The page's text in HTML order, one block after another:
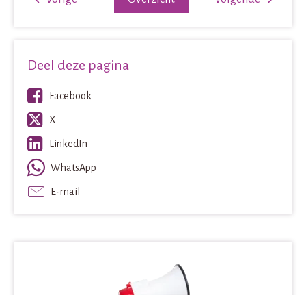
Deel deze pagina
Facebook
X
LinkedIn
WhatsApp
E-mail